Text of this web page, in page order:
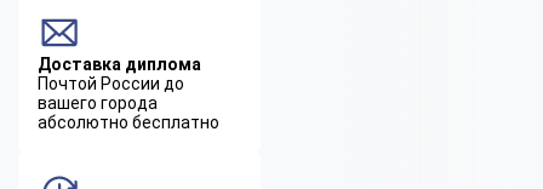
Доставка диплома
Почтой России до
вашего города
абсолютно бесплатно